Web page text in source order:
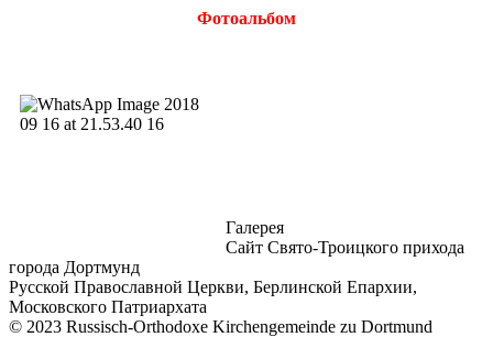
Фотоальбом
Галерея
Сайт Свято-Троицкого прихода
города Дортмунд
Русской Православной Церкви, Берлинской Епархии,
Московского Патриархата
© 2023 Russisch-Orthodoxe Kirchengemeinde zu Dortmund